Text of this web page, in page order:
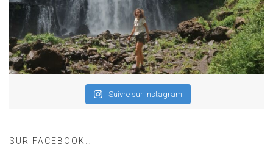
Suivre sur Instagram
SUR FACEBOOK…